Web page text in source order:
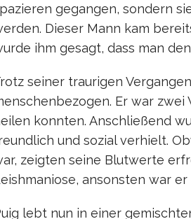
gegangen, sondern
Dieser Mann kam
ihm gesagt, dass man
seiner traurigen
Er war
konnten. Anschließend
und sozial verhielt.
zeigten seine Blutwerte
ansonsten war er
lebt nun in einer